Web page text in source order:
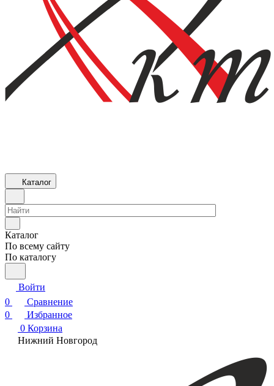
Каталог
Каталог
По всему сайту
По каталогу
Войти
0
Сравнение
0
Избранное
0 Корзина
Нижний Новгород